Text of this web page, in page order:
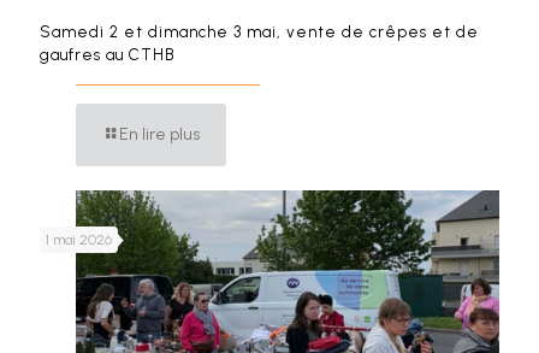
Samedi 2 et dimanche 3 mai, vente de crêpes et de
gaufres au CTHB
En lire plus
1 mai 2026